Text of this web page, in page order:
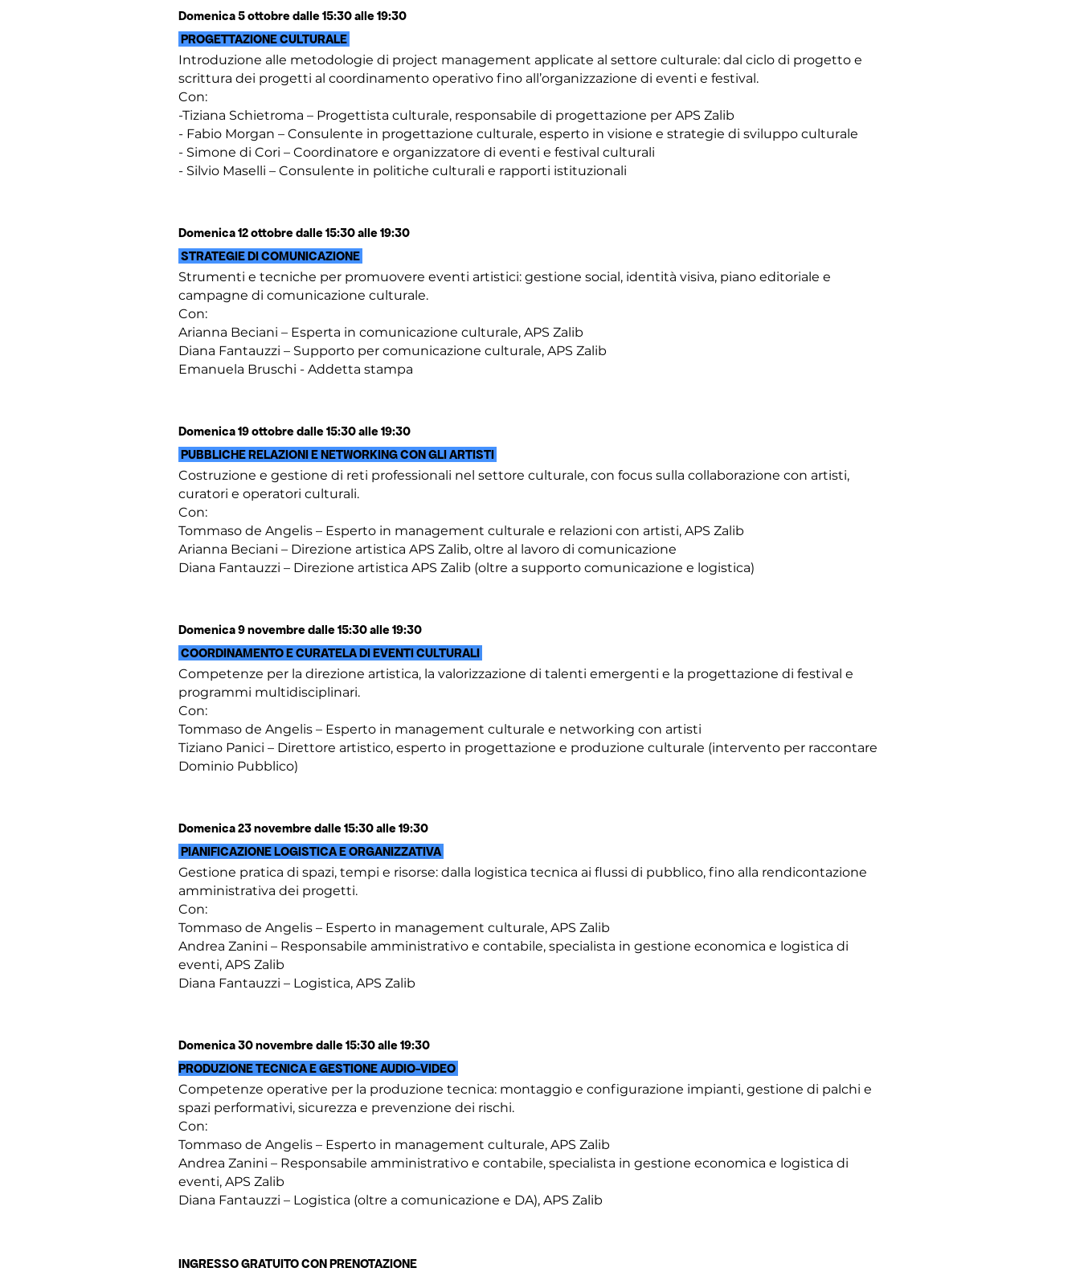
Domenica 5 ottobre dalle 15:30 alle 19:30
PROGETTAZIONE CULTURALE
Introduzione alle metodologie di project management applicate al settore culturale: dal ciclo di progetto e
scrittura dei progetti al coordinamento operativo fino all’organizzazione di eventi e festival.
Con:
-Tiziana Schietroma – Progettista culturale, responsabile di progettazione per APS Zalib
- Fabio Morgan – Consulente in progettazione culturale, esperto in visione e strategie di sviluppo culturale
- Simone di Cori – Coordinatore e organizzatore di eventi e festival culturali
- Silvio Maselli – Consulente in politiche culturali e rapporti istituzionali
Domenica 12 ottobre dalle 15:30 alle 19:30
STRATEGIE DI COMUNICAZIONE
Strumenti e tecniche per promuovere eventi artistici: gestione social, identità visiva, piano editoriale e
campagne di comunicazione culturale.
Con:
Arianna Beciani – Esperta in comunicazione culturale, APS Zalib
Diana Fantauzzi – Supporto per comunicazione culturale, APS Zalib
Emanuela Bruschi - Addetta stampa
Domenica 19 ottobre dalle 15:30 alle 19:30
PUBBLICHE RELAZIONI E NETWORKING CON GLI ARTISTI
Costruzione e gestione di reti professionali nel settore culturale, con focus sulla collaborazione con artisti,
curatori e operatori culturali.
Con:
Tommaso de Angelis – Esperto in management culturale e relazioni con artisti, APS Zalib
Arianna Beciani – Direzione artistica APS Zalib, oltre al lavoro di comunicazione
Diana Fantauzzi – Direzione artistica APS Zalib (oltre a supporto comunicazione e logistica)
Domenica 9 novembre dalle 15:30 alle 19:30
COORDINAMENTO E CURATELA DI EVENTI CULTURALI
Competenze per la direzione artistica, la valorizzazione di talenti emergenti e la progettazione di festival e
programmi multidisciplinari.
Con:
Tommaso de Angelis – Esperto in management culturale e networking con artisti
Tiziano Panici – Direttore artistico, esperto in progettazione e produzione culturale (intervento per raccontare
Dominio Pubblico)
Domenica 23 novembre dalle 15:30 alle 19:30
PIANIFICAZIONE LOGISTICA E ORGANIZZATIVA
Gestione pratica di spazi, tempi e risorse: dalla logistica tecnica ai flussi di pubblico, fino alla rendicontazione
amministrativa dei progetti.
Con:
Tommaso de Angelis – Esperto in management culturale, APS Zalib
Andrea Zanini – Responsabile amministrativo e contabile, specialista in gestione economica e logistica di
eventi, APS Zalib
Diana Fantauzzi – Logistica, APS Zalib
Domenica 30 novembre dalle 15:30 alle 19:30
PRODUZIONE TECNICA E GESTIONE AUDIO-VIDEO
Competenze operative per la produzione tecnica: montaggio e configurazione impianti, gestione di palchi e
spazi performativi, sicurezza e prevenzione dei rischi.
Con:
Tommaso de Angelis – Esperto in management culturale, APS Zalib
Andrea Zanini – Responsabile amministrativo e contabile, specialista in gestione economica e logistica di
eventi, APS Zalib
Diana Fantauzzi – Logistica (oltre a comunicazione e DA), APS Zalib
INGRESSO GRATUITO CON PRENOTAZIONE